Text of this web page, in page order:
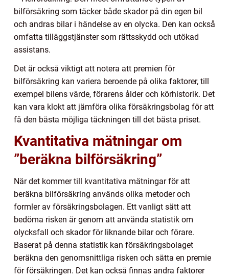
bilförsäkring som täcker både skador på din egen bil
och andras bilar i händelse av en olycka. Den kan också
omfatta tilläggstjänster som rättsskydd och utökad
assistans.
Det är också viktigt att notera att premien för
bilförsäkring kan variera beroende på olika faktorer, till
exempel bilens värde, förarens ålder och körhistorik. Det
kan vara klokt att jämföra olika försäkringsbolag för att
få den bästa möjliga täckningen till det bästa priset.
Kvantitativa mätningar om
”beräkna bilförsäkring”
När det kommer till kvantitativa mätningar för att
beräkna bilförsäkring används olika metoder och
formler av försäkringsbolagen. Ett vanligt sätt att
bedöma risken är genom att använda statistik om
olycksfall och skador för liknande bilar och förare.
Baserat på denna statistik kan försäkringsbolaget
beräkna den genomsnittliga risken och sätta en premie
för försäkringen. Det kan också finnas andra faktorer